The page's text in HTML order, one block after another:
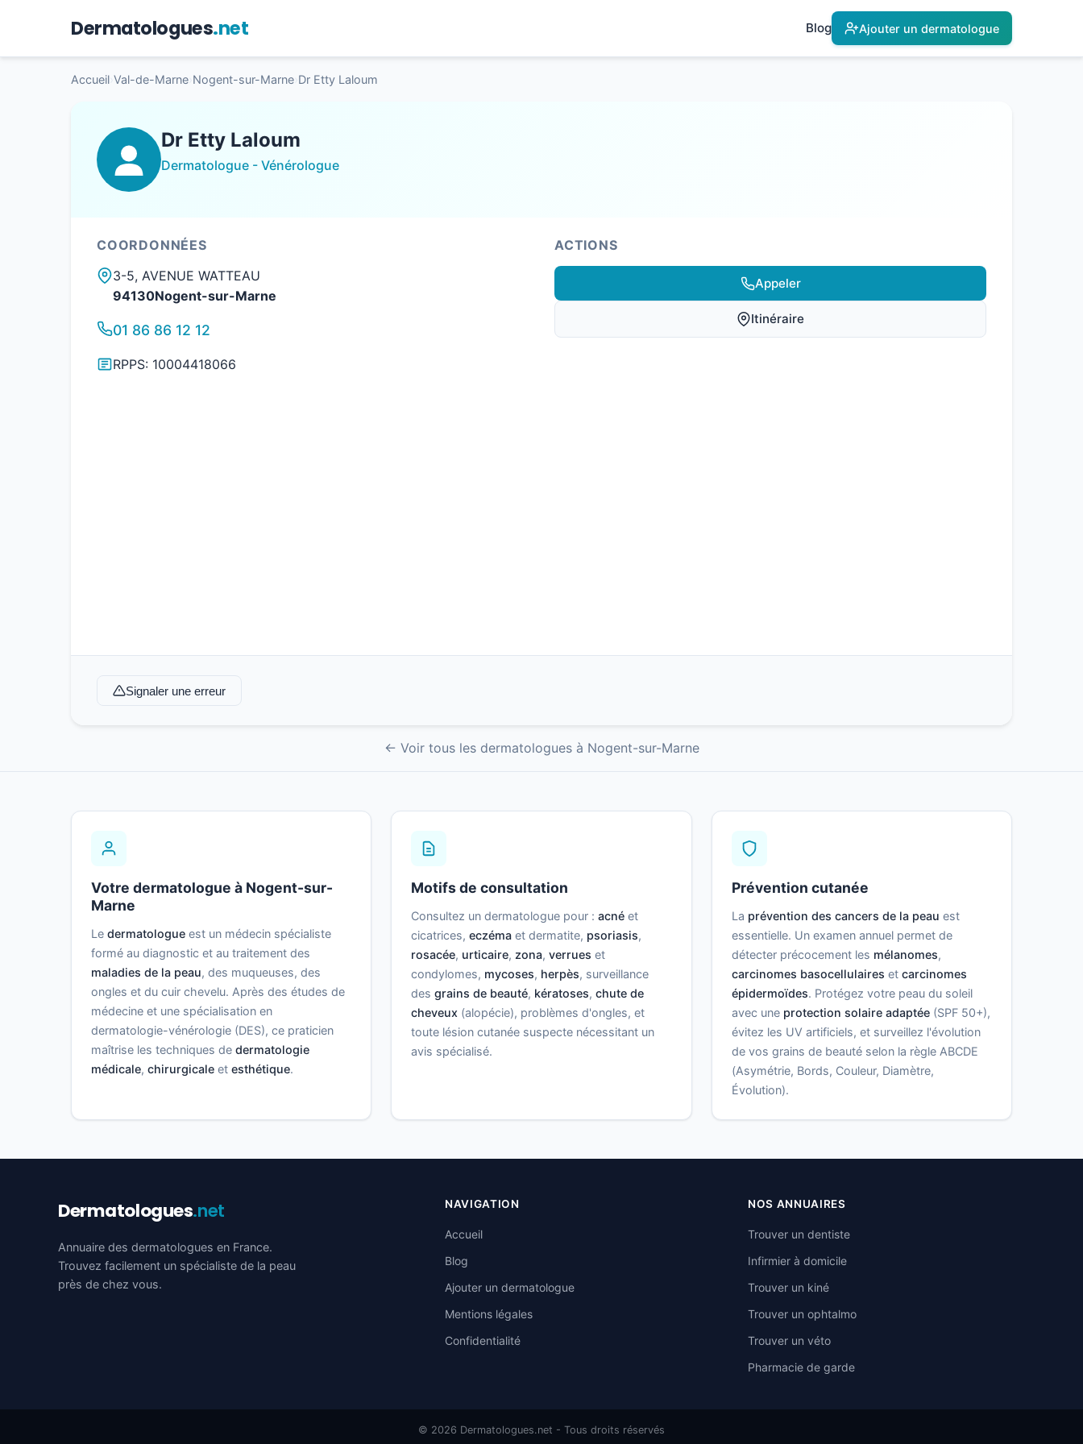
Dermatologues.net Blog Ajouter un dermatologue
Accueil Val-de-Marne Nogent-sur-Marne Dr Etty Laloum
Dr Etty Laloum
Dermatologue - Vénérologue
COORDONNÉES
3-5, AVENUE WATTEAU
94130Nogent-sur-Marne
01 86 86 12 12
RPPS: 10004418066
ACTIONS
Appeler
Itinéraire
Signaler une erreur
← Voir tous les dermatologues à Nogent-sur-Marne
Votre dermatologue à Nogent-sur-
Marne
Le dermatologue est un médecin spécialiste
formé au diagnostic et au traitement des
maladies de la peau, des muqueuses, des
ongles et du cuir chevelu. Après des études de
médecine et une spécialisation en
dermatologie-vénérologie (DES), ce praticien
maîtrise les techniques de dermatologie
médicale, chirurgicale et esthétique.
Motifs de consultation
Consultez un dermatologue pour :acné et
cicatrices,eczéma et dermatite, psoriasis,
rosacée, urticaire, zona,verrues et
condylomes, mycoses, herpès, surveillance
desgrains de beauté, kératoses,chute de
cheveux (alopécie), problèmes d'ongles, et
toute lésion cutanée suspecte nécessitant un
avis spécialisé.
Prévention cutanée
La prévention des cancers de la peau est
essentielle. Un examen annuel permet de
détecter précocement les mélanomes,
carcinomes basocellulaires et carcinomes
épidermoïdes. Protégez votre peau du soleil
avec une protection solaire adaptée(SPF 50+),
évitez les UV artificiels, et surveillez l'évolution
de vos grains de beauté selon la règle ABCDE
(Asymétrie, Bords, Couleur, Diamètre,
Évolution).
Dermatologues.net
Annuaire des dermatologues en France.
Trouvez facilement un spécialiste de la peau
près de chez vous.
NAVIGATION
Accueil
Blog
Ajouter un dermatologue
Mentions légales
Confidentialité
NOS ANNUAIRES
Trouver un dentiste
Infirmier à domicile
Trouver un kiné
Trouver un ophtalmo
Trouver un véto
Pharmacie de garde
© 2026 Dermatologues.net - Tous droits réservés